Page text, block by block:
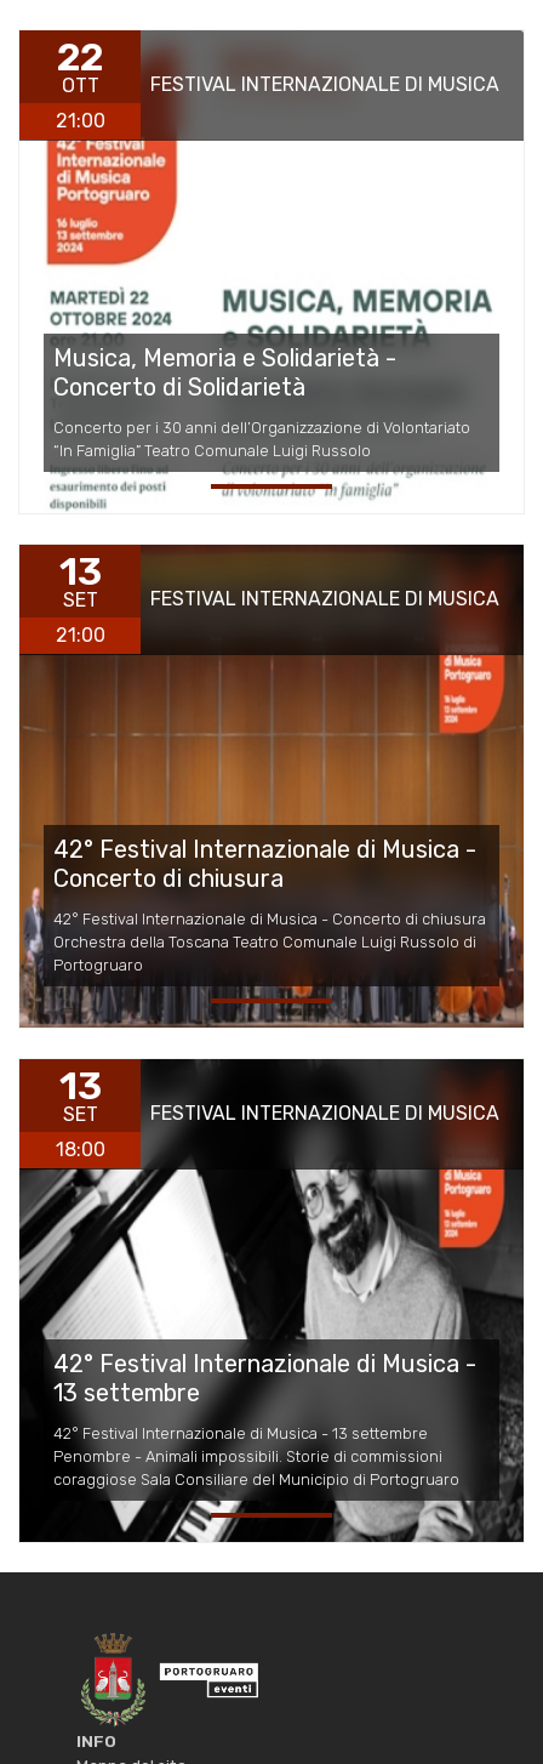
22
OTT
21:00
FESTIVAL INTERNAZIONALE DI MUSICA
Musica, Memoria e Solidarietà -
Concerto di Solidarietà
Concerto per i 30 anni dell’Organizzazione di Volontariato
“In Famiglia” Teatro Comunale Luigi Russolo
13
SET
21:00
FESTIVAL INTERNAZIONALE DI MUSICA
42° Festival Internazionale di Musica -
Concerto di chiusura
42° Festival Internazionale di Musica - Concerto di chiusura
Orchestra della Toscana Teatro Comunale Luigi Russolo di
Portogruaro
13
SET
18:00
FESTIVAL INTERNAZIONALE DI MUSICA
42° Festival Internazionale di Musica -
13 settembre
42° Festival Internazionale di Musica - 13 settembre
Penombre - Animali impossibili. Storie di commissioni
coraggiose Sala Consiliare del Municipio di Portogruaro
INFO